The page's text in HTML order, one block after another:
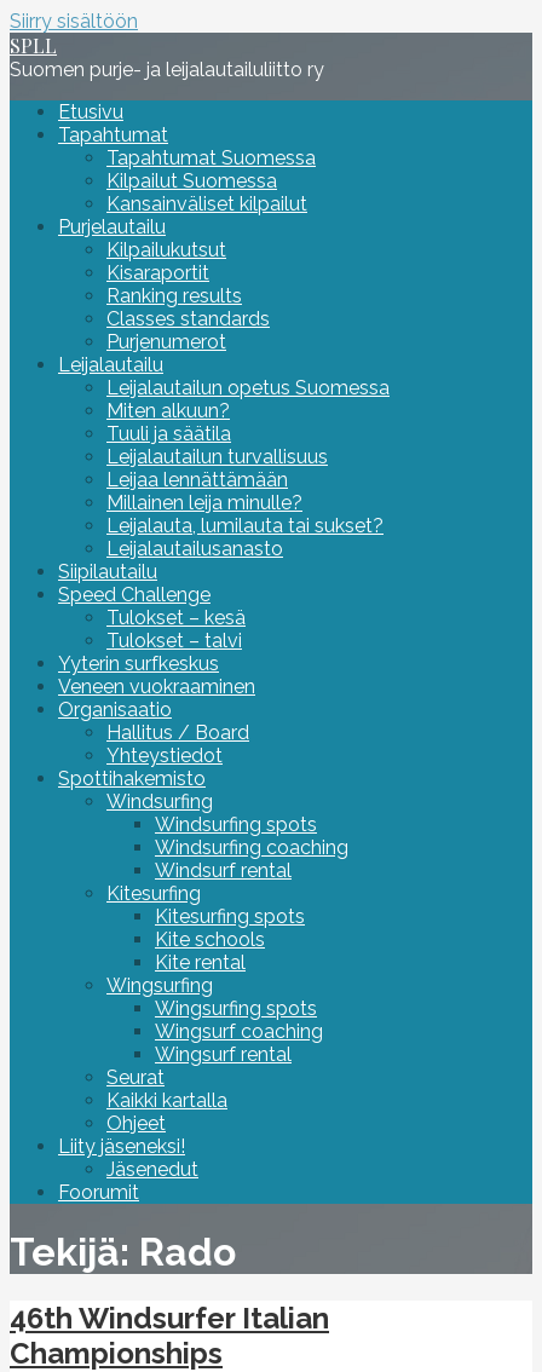
Siirry sisältöön
SPLL
Suomen purje- ja leijalautailuliitto ry
Etusivu
Tapahtumat
Tapahtumat Suomessa
Kilpailut Suomessa
Kansainväliset kilpailut
Purjelautailu
Kilpailukutsut
Kisaraportit
Ranking results
Classes standards
Purjenumerot
Leijalautailu
Leijalautailun opetus Suomessa
Miten alkuun?
Tuuli ja säätila
Leijalautailun turvallisuus
Leijaa lennättämään
Millainen leija minulle?
Leijalauta, lumilauta tai sukset?
Leijalautailusanasto
Siipilautailu
Speed Challenge
Tulokset – kesä
Tulokset – talvi
Yyterin surfkeskus
Veneen vuokraaminen
Organisaatio
Hallitus / Board
Yhteystiedot
Spottihakemisto
Windsurfing
Windsurfing spots
Windsurfing coaching
Windsurf rental
Kitesurfing
Kitesurfing spots
Kite schools
Kite rental
Wingsurfing
Wingsurfing spots
Wingsurf coaching
Wingsurf rental
Seurat
Kaikki kartalla
Ohjeet
Liity jäseneksi!
Jäsenedut
Foorumit
Tekijä: Rado
46th Windsurfer Italian
Championships